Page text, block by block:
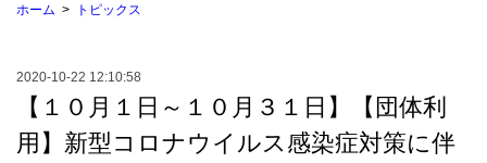
ホーム トピックス
2020-10-22 12:10:58
【１０月１日～１０月３１日】【団体利
用】新型コロナウイルス感染症対策に伴